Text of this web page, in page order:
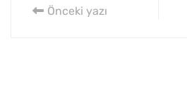
Önceki yazı